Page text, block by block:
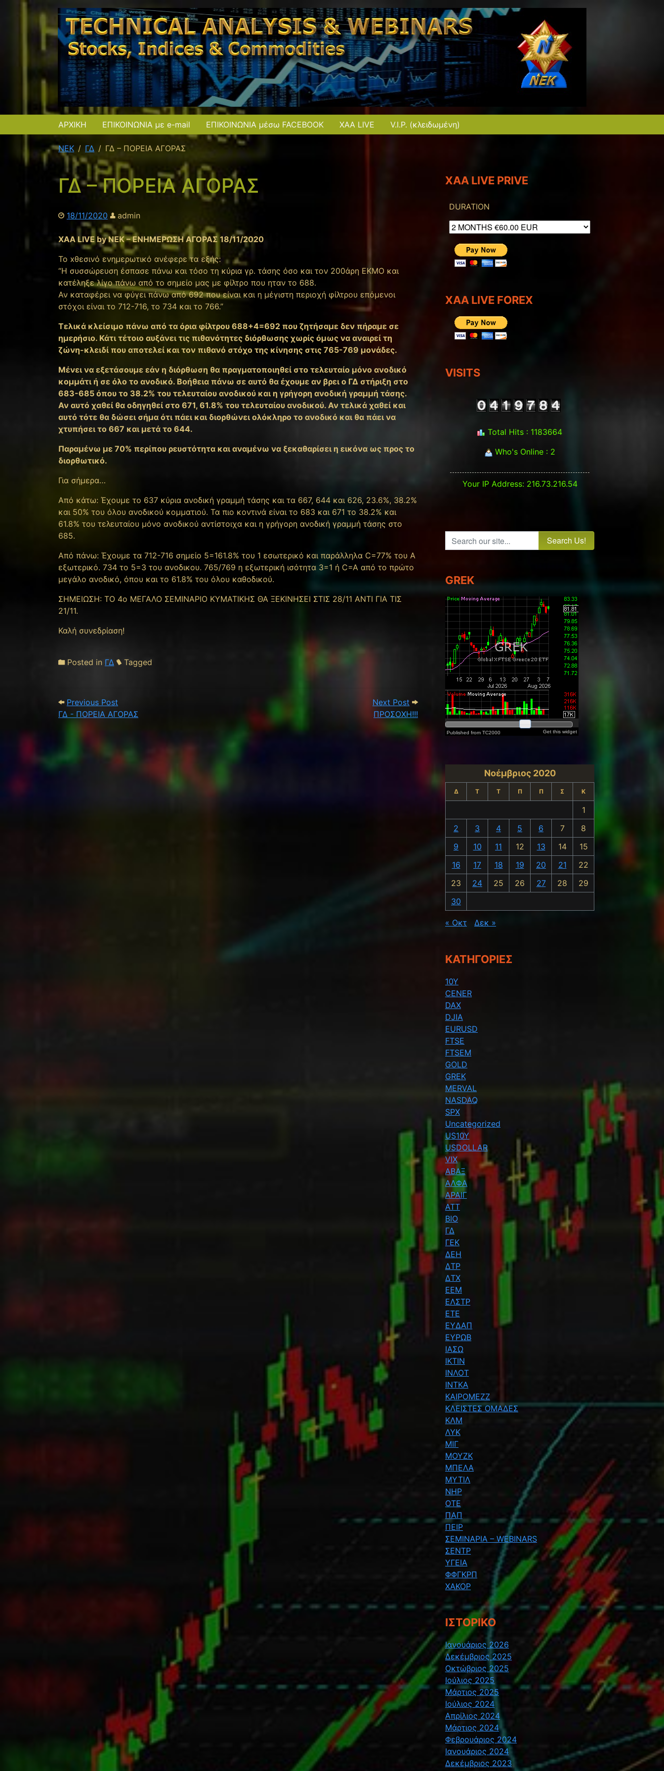
ΑΡΧΙΚΗ ΕΠΙΚΟΙΝΩΝΙΑ με e-mail ΕΠΙΚΟΙΝΩΝΙΑ μέσω FACEBOOK XAA LIVE V.I.P. (κλειδωμένη)
NEK ΓΔ ΓΔ – ΠΟΡΕΙΑ ΑΓΟΡΑΣ
ΓΔ – ΠΟΡΕΙΑ ΑΓΟΡΑΣ
18/11/2020 admin
XAA LIVE by NEK – ΕΝΗΜΕΡΩΣΗ ΑΓΟΡΑΣ 18/11/2020
To xθεσινό ενημερωτικό ανέφερε τα εξής:
“H συσσώρευση έσπασε πάνω και τόσο τη κύρια γρ. τάσης όσο και τον 200άρη ΕΚΜΟ και
κατέληξε λίγο πάνω από το σημείο μας με φίλτρο που ηταν το 688.
Αν καταφέρει να φύγει πάνω από 692 που είναι και η μέγιστη περιοχή φίλτρου επόμενοι
στόχοι είναι το 712-716, το 734 και το 766.”
Tελικά κλείσιμο πάνω από τα όρια φίλτρου 688+4=692 που ζητήσαμε δεν πήραμε σε
ημερήσιο. Κάτι τέτοιο αυξάνει τις πιθανότητες διόρθωσης χωρίς όμως να αναιρεί τη
ζώνη-κλειδί που αποτελεί και τον πιθανό στόχο της κίνησης στις 765-769 μονάδες.
Μένει να εξετάσουμε εάν η διόρθωση θα πραγματοποιηθεί στο τελευταίο μόνο ανοδικό
κομμάτι ή σε όλο το ανοδικό. Βοήθεια πάνω σε αυτό θα έχουμε αν βρει ο ΓΔ στήριξη στο
683-685 όπου το 38.2% του τελευταίου ανοδικού και η γρήγορη ανοδική γραμμή τάσης.
Αν αυτό χαθεί θα οδηγηθεί στο 671, 61.8% του τελευταίου ανοδικού. Αν τελικά χαθεί και
αυτό τότε θα δώσει σήμα ότι πάει και διορθώνει ολόκληρο το ανοδικό και θα πάει να
χτυπήσει το 667 και μετά το 644.
Παραμένω με 70% περίπου ρευστότητα και αναμένω να ξεκαθαρίσει η εικόνα ως προς το
διορθωτικό.
Για σήμερα…
Από κάτω: Έχουμε το 637 κύρια ανοδική γραμμή τάσης και τα 667, 644 και 626, 23.6%, 38.2%
και 50% του όλου ανοδικού κομματιού. Τα πιο κοντινά είναι το 683 και 671 το 38.2% και
61.8% του τελευταίου μόνο ανοδικού αντίστοιχα και η γρήγορη ανοδική γραμμή τάσης στο
685.
Από πάνω: Έχουμε τα 712-716 σημείο 5=161.8% του 1 εσωτερικό και παράλληλα C=77% του A
εξωτερικό. 734 το 5=3 του ανοδικου. 765/769 η εξωτερική ισότητα 3=1 ή C=A από το πρώτο
μεγάλο ανοδικό, όπου και το 61.8% του όλου καθοδικού.
ΣΗΜΕΙΩΣΗ: ΤΟ 4ο ΜΕΓΑΛΟ ΣΕΜΙΝΑΡΙΟ ΚΥΜΑΤΙΚΗΣ ΘΑ ΞΕΚΙΝΗΣΕΙ ΣΤΙΣ 28/11 ΑΝΤΙ ΓΙΑ ΤΙΣ
21/11.
Καλή συνεδρίαση!
Posted in ΓΔ Tagged
Post navigation
Previous Post
ΓΔ - ΠΟΡΕΙΑ ΑΓΟΡΑΣ
Next Post Next Post: ΓΔ - ΠΟΡΕΙΑ ΑΓΟΡΑΣ
ΠΡΟΣΟΧΗ!!!
XAA LIVE PRIVE
DURATION
XAA LIVE FOREX
VISITS
Total Hits : 1183664
Who's Online : 2
Your IP Address: 216.73.216.54
Search our site...
GREK
Νοέμβριος 2020
Δ Τ Τ Π Π Σ Κ
1
2
3 4 5 6 7
8
9
10 11 12 13 14
15
16
17 18 19 20 21
22
23
24 25 26 27 28
29
30
« Οκτ Δεκ »
KΑΤΗΓΟΡΊΕΣ
10Y
CENER
DAX
DJIA
EURUSD
FTSE
FTSEM
GOLD
GREK
MERVAL
NASDAQ
SPX
Uncategorized
US10Y
USDOLLAR
VIX
ΑΒΑΞ
ΑΛΦΑ
ΑΡΑΙΓ
ΑΤΤ
ΒΙΟ
ΓΔ
ΓΕΚ
ΔΕΗ
ΔΤΡ
ΔΤΧ
ΕΕΜ
ΕΛΣΤΡ
ΕΤΕ
ΕΥΔΑΠ
ΕΥΡΩΒ
ΙΑΣΩ
ΙΚΤΙΝ
ΙΝΛΟΤ
ΙΝΤΚΑ
ΚΑΙΡΟΜΕΖΖ
ΚΛΕΙΣΤΕΣ ΟΜΑΔΕΣ
ΚΛΜ
ΛΥΚ
ΜΙΓ
ΜΟΥΖΚ
ΜΠΕΛΑ
ΜΥΤΙΛ
ΝΗΡ
ΟΤΕ
ΠΑΠ
ΠΕΙΡ
ΣΕΜΙΝΑΡΙΑ – WEBINARS
ΣΕΝΤΡ
ΥΓΕΙΑ
ΦΦΓΚΡΠ
ΧΑΚΟΡ
ΙΣΤΟΡΙΚΌ
Ιανουάριος 2026
Δεκέμβριος 2025
Οκτώβριος 2025
Ιούλιος 2025
Μάρτιος 2025
Ιούλιος 2024
Απρίλιος 2024
Μάρτιος 2024
Φεβρουάριος 2024
Ιανουάριος 2024
Δεκέμβριος 2023